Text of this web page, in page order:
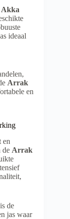
ideaal
Arrak
en
en
de Arrak
de
jas waar